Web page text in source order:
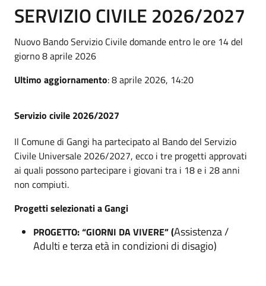
SERVIZIO CIVILE 2026/2027
Nuovo Bando Servizio Civile domande entro le ore 14 del
giorno 8 aprile 2026
Ultimo aggiornamento: 8 aprile 2026, 14:20
Servizio civile 2026/2027
Il Comune di Gangi ha partecipato al Bando del Servizio
Civile Universale 2026/2027, ecco i tre progetti approvati
ai quali possono partecipare i giovani tra i 18 e i 28 anni
non compiuti.
Progetti selezionati a Gangi
PROGETTO:“GIORNI DA VIVERE” (Assistenza /
Adulti e terza età in condizioni di disagio)